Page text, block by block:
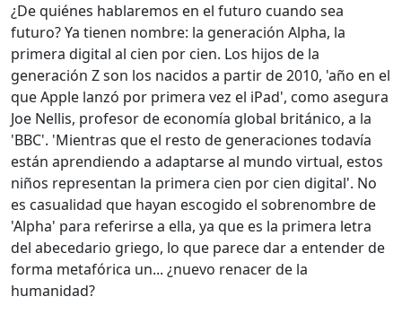
¿De quiénes hablaremos en el futuro cuando sea
futuro? Ya tienen nombre: la generación Alpha, la
primera digital al cien por cien. Los hijos de la
generación Z son los nacidos a partir de 2010, 'año en el
que Apple lanzó por primera vez el iPad', como asegura
Joe Nellis, profesor de economía global británico, a la
'BBC'. 'Mientras que el resto de generaciones todavía
están aprendiendo a adaptarse al mundo virtual, estos
niños representan la primera cien por cien digital'. No
es casualidad que hayan escogido el sobrenombre de
'Alpha' para referirse a ella, ya que es la primera letra
del abecedario griego, lo que parece dar a entender de
forma metafórica un... ¿nuevo renacer de la
humanidad?